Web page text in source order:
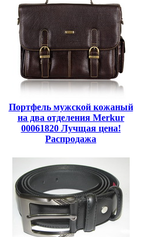
Портфель мужской кожаный
на два отделения Merkur
00061820 Лучщая цена!
Распродажа